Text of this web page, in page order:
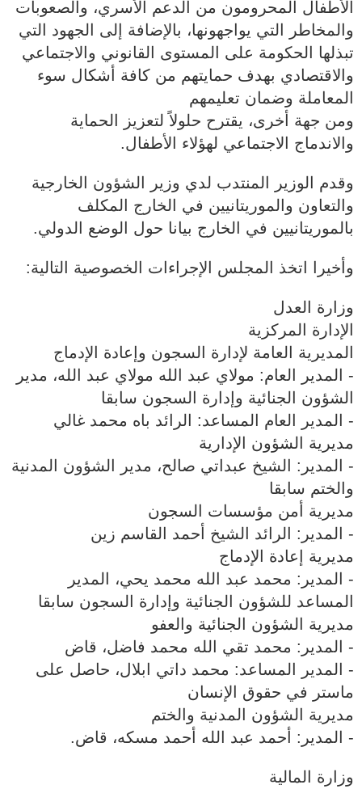
الأطفال المحرومون من الدعم الأسري، والصعوبات
والمخاطر التي يواجهونها، بالإضافة إلى الجهود التي
تبذلها الحكومة على المستوى القانوني والاجتماعي
والاقتصادي بهدف حمايتهم من كافة أشكال سوء
المعاملة وضمان تعليمهم
ومن جهة أخرى، يقترح حلولاً لتعزيز الحماية
والاندماج الاجتماعي لهؤلاء الأطفال.
وقدم الوزير المنتدب لدي وزير الشؤون الخارجية
والتعاون والموريتانيين في الخارج المكلف
بالموريتانيين في الخارج بيانا حول الوضع الدولي.
وأخيرا اتخذ المجلس الإجراءات الخصوصية التالية:
وزارة العدل
الإدارة المركزية
المديرية العامة لإدارة السجون وإعادة الإدماج
‐ المدير العام: مولاي عبد الله مولاي عبد الله، مدير
الشؤون الجنائية وإدارة السجون سابقا
‐ المدير العام المساعد: الرائد باه محمد غالي
مديرية الشؤون الإدارية
‐ المدير: الشيخ عبداتي صالح، مدير الشؤون المدنية
والختم سابقا
مديرية أمن مؤسسات السجون
‐ المدير: الرائد الشيخ أحمد القاسم زين
مديرية إعادة الإدماج
‐ المدير: محمد عبد الله محمد يحي، المدير
المساعد للشؤون الجنائية وإدارة السجون سابقا
مديرية الشؤون الجنائية والعفو
‐ المدير: محمد تقي الله محمد فاضل، قاض
‐ المدير المساعد: محمد داتي ابلال، حاصل على
ماستر في حقوق الإنسان
مديرية الشؤون المدنية والختم
‐ المدير: أحمد عبد الله أحمد مسكه، قاض.
وزارة المالية